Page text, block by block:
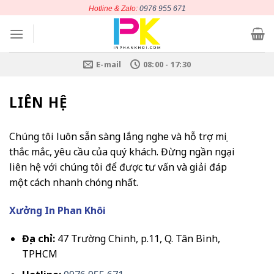
nội
dung
Hotline & Zalo: 0976 955 671
E-mail 08:00 - 17:30
LIÊN HỆ
Chúng tôi luôn sẵn sàng lắng nghe và hỗ trợ mọi
thắc mắc, yêu cầu của quý khách. Đừng ngần ngại
liên hệ với chúng tôi để được tư vấn và giải đáp
một cách nhanh chóng nhất.
Xưởng In Phan Khôi
Địa chỉ:47 Trường Chinh, p.11, Q. Tân Bình,
TPHCM